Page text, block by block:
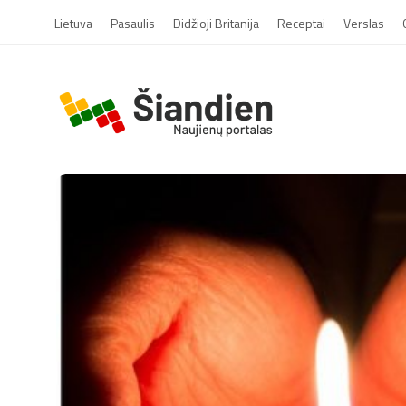
Lietuva Pasaulis Didžioji Britanija Receptai Verslas
S